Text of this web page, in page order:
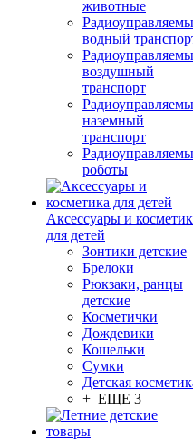
животные
водный
воздушный
транспорт
наземный
транспорт
роботы
Аксессуары и
для детей
Зонтики детские
Брелоки
Рюкзаки, ранцы
детские
Косметички
Дождевики
Кошельки
Сумки
Детская
+ ЕЩЕ 3